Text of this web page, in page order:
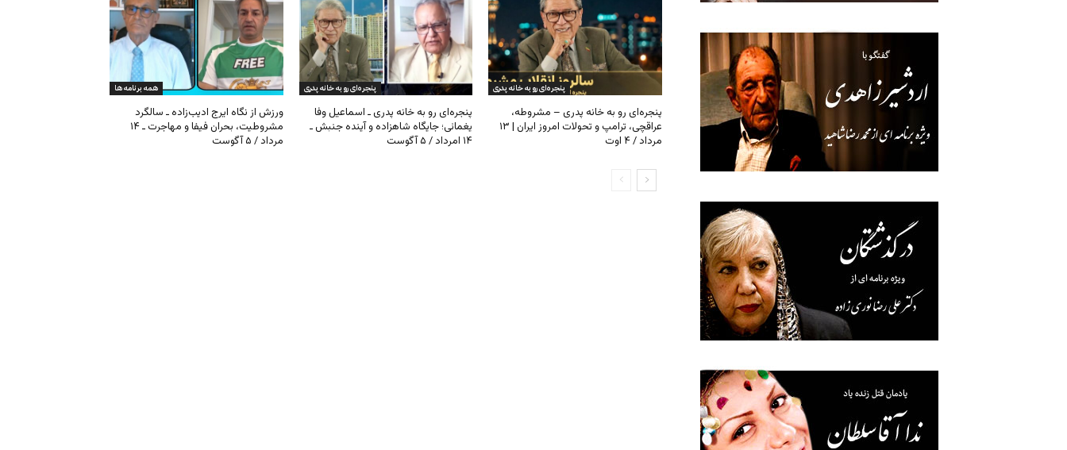
همه برنامه ها
ورزش از نگاه ایرج ادیب‌زاده ـ سالگرد
مشروطیت، بحران فیفا و مهاجرت ـ ۱۴
مرداد / ۵ آگوست
پنجره‌ای رو به خانه پدری
پنجره‌ای رو به خانه پدری ـ اسماعیل وفا
یغمائی؛ جایگاه شاهزاده و آینده جنبش ـ
۱۴ امرداد / ۵ آگوست
پنجره‌ای رو به خانه پدری
پنجره‌ای رو به خانه پدری – مشروطه،
عراقچی، ترامپ و تحولات امروز ایران | ۱۳
مرداد / ۴ اوت